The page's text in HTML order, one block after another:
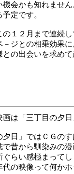
機会かも知れませ
定です。
の１２月まで連続
－ジとの相乗効果
との出会いを求め
画は「三丁目の夕
夕日」ではＣＧの
で昔から馴染みの
ぐらい感極まって
代の映像って何か